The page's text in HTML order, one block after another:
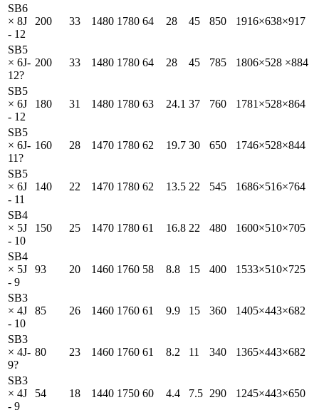
SB6
× 8J
- 12
200 33 1480 1780 64 28 45 850 1916×638×917
SB5
× 6J-
12?
200 33 1480 1780 64 28 45 785 1806×528 ×884
SB5
× 6J
- 12
180 31 1480 1780 63 24.1 37 760 1781×528×864
SB5
× 6J-
11?
160 28 1470 1780 62 19.7 30 650 1746×528×844
SB5
× 6J
- 11
140 22 1470 1780 62 13.5 22 545 1686×516×764
SB4
× 5J
- 10
150 25 1470 1780 61 16.8 22 480 1600×510×705
SB4
× 5J
- 9
93 20 1460 1760 58 8.8 15 400 1533×510×725
SB3
× 4J
- 10
85 26 1460 1760 61 9.9 15 360 1405×443×682
SB3
× 4J-
9?
80 23 1460 1760 61 8.2 11 340 1365×443×682
SB3
× 4J
- 9
54 18 1440 1750 60 4.4 7.5 290 1245×443×650